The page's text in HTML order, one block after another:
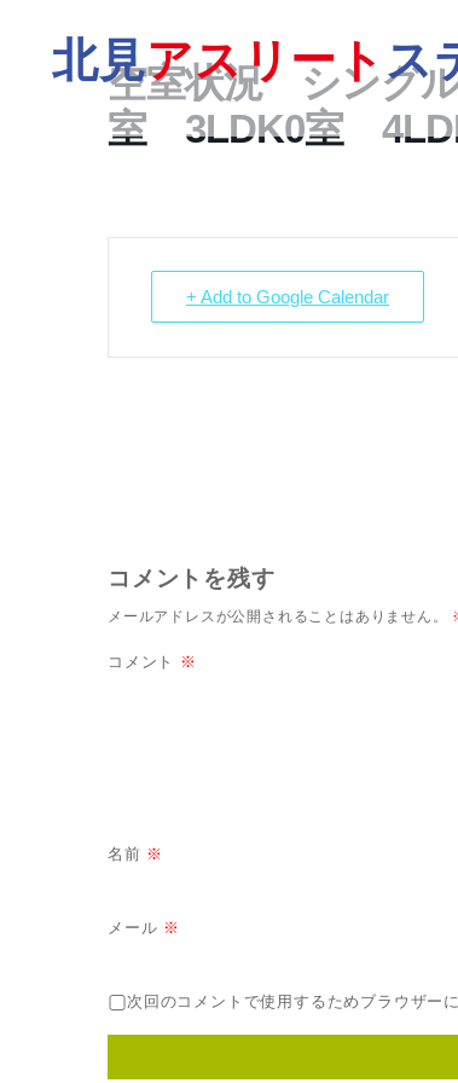
北見アスリート ス
空室状況 シング
室 3LDK0室
+ Add to Google Calendar
コメントを残す
メールアドレスが公開されることはありません。
コメント ※
名前 ※
メール ※
次回のコメントで使用するためブラウザー